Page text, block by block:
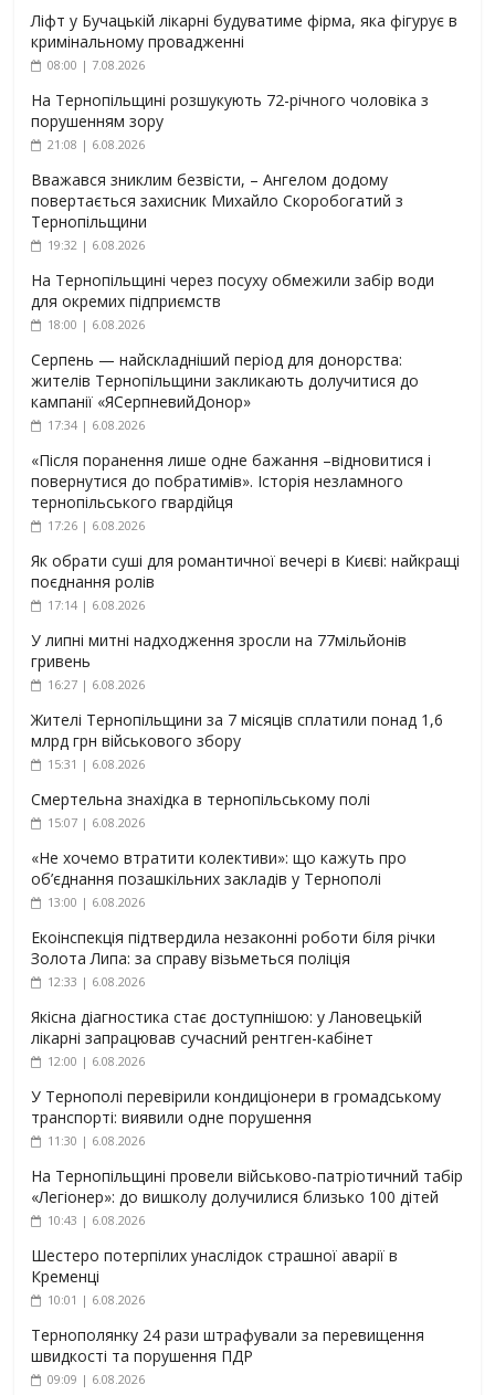
Ліфт у Бучацькій лікарні будуватиме фірма, яка фігурує в
кримінальному провадженні
08:00 | 7.08.2026
На Тернопільщині розшукують 72-річного чоловіка з
порушенням зору
21:08 | 6.08.2026
Вважався зниклим безвісти, – Ангелом додому
повертається захисник Михайло Скоробогатий з
Тернопільщини
19:32 | 6.08.2026
На Тернопільщині через посуху обмежили забір води
для окремих підприємств
18:00 | 6.08.2026
Серпень — найскладніший період для донорства:
жителів Тернопільщини закликають долучитися до
кампанії «ЯСерпневийДонор»
17:34 | 6.08.2026
«Після поранення лише одне бажання –відновитися і
повернутися до побратимів». Історія незламного
тернопільського гвардійця
17:26 | 6.08.2026
Як обрати суші для романтичної вечері в Києві: найкращі
поєднання ролів
17:14 | 6.08.2026
У липні митні надходження зросли на 77мільйонів
гривень
16:27 | 6.08.2026
Жителі Тернопільщини за 7 місяців сплатили понад 1,6
млрд грн військового збору
15:31 | 6.08.2026
Смертельна знахідка в тернопільському полі
15:07 | 6.08.2026
«Не хочемо втратити колективи»: що кажуть про
об’єднання позашкільних закладів у Тернополі
13:00 | 6.08.2026
Екоінспекція підтвердила незаконні роботи біля річки
Золота Липа: за справу візьметься поліція
12:33 | 6.08.2026
Якісна діагностика стає доступнішою: у Лановецькій
лікарні запрацював сучасний рентген-кабінет
12:00 | 6.08.2026
У Тернополі перевірили кондиціонери в громадському
транспорті: виявили одне порушення
11:30 | 6.08.2026
На Тернопільщині провели військово-патріотичний табір
«Легіонер»: до вишколу долучилися близько 100 дітей
10:43 | 6.08.2026
Шестеро потерпілих унаслідок страшної аварії в
Кременці
10:01 | 6.08.2026
Тернополянку 24 рази штрафували за перевищення
швидкості та порушення ПДР
09:09 | 6.08.2026